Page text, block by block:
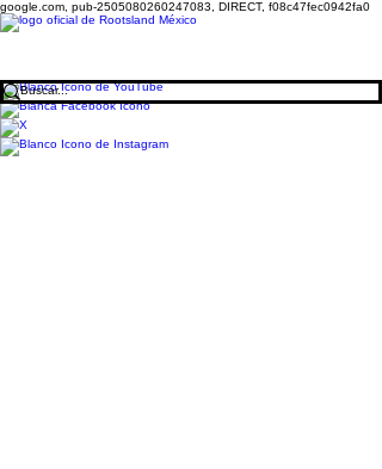
google.com, pub-2505080260247083, DIRECT, f08c47fec0942fa0